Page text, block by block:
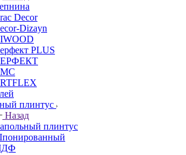
Decor
Dizayn
PLUS
плинтус
Назад
плинтус